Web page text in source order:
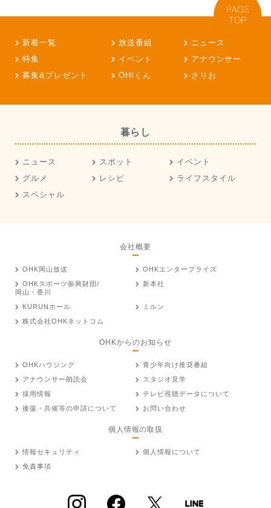
新着一覧 放送番組
ニュース
特集
イベント
アナウンサー
募集&プレゼント
OH!くん さりお
暮らし
ニュース スポット
イベント
グルメ
レシピ
ライフスタイル
スペシャル
会社概要
OHK岡山放送
OHKエンタープライズ
OHKスポーツ振興財団/
岡山・香川
新本社
KURUNホール
ミルン
株式会社OHKネットコム
OHKからのお知らせ
OHKハウジング
青少年向け推奨番組
アナウンサー朗読会
スタジオ見学
採用情報
テレビ視聴データについて
後援・共催等の申請について
お問い合わせ
個人情報の取扱
情報セキュリティ
個人情報について
免責事項